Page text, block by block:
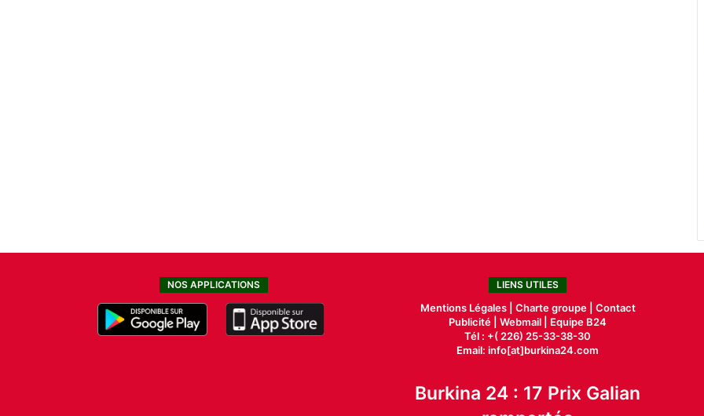
NOS APPLICATIONS LIENS UTILES
Mentions Légales | Charte groupe | Contact
Publicité |Webmail |
Equipe B24
Tél : +( 226) 25-33-38-30
Email: info[at]burkina24.com
Burkina 24 : 17 Prix Galian